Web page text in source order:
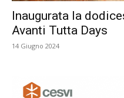
Inaugurata la
Avanti Tutta Days
14 Giugno 2024